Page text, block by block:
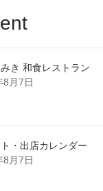
き 和食レストラン
8月7日
・出店カレンダー
8月7日